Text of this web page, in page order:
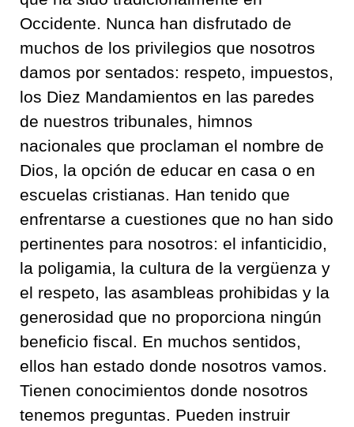
Occidente. Nunca han disfrutado de
muchos de los privilegios que nosotros
damos por sentados: respeto, impuestos,
los Diez Mandamientos en las paredes
de nuestros tribunales, himnos
nacionales que proclaman el nombre de
Dios, la opción de educar en casa o en
escuelas cristianas. Han tenido que
enfrentarse a cuestiones que no han sido
pertinentes para nosotros: el infanticidio,
la poligamia, la cultura de la vergüenza y
el respeto, las asambleas prohibidas y la
generosidad que no proporciona ningún
beneficio fiscal. En muchos sentidos,
ellos han estado donde nosotros vamos.
Tienen conocimientos donde nosotros
tenemos preguntas. Pueden instruir